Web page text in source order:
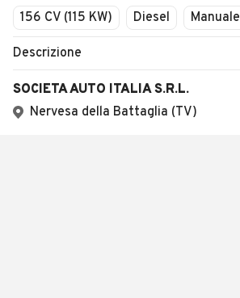
156 CV (115 KW)
Diesel Manuale
Descrizione
SOCIETA AUTO ITALIA S.R.L.
Nervesa della Battaglia (TV)